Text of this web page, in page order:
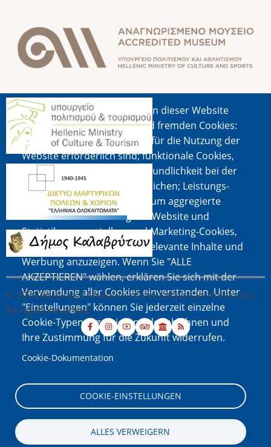
Wir verwenden auf den Seiten dieser Website
eine Auswahl an eigenen und fremden Cookies:
Unverzichtbare Cookies, die für die Nutzung der
Website erforderlich sind; funktionale Cookies,
die eine bessere Benutzerfreundlichkeit bei der
Nutzung der Website ermöglichen; Leistungs-
Cookies, die wir verwenden, um aggregierte
Daten über die Nutzung der Website und
Statistiken zu erstellen; und Marketing-Cookies,
die verwendet werden, um relevante Inhalte und
Werbung anzuzeigen. Wenn Sie "ALLE
AKZEPTIEREN" wählen, erklären Sie sich mit der
Verwendung aller Cookies einverstanden. Unter
"Einstellungen" können Sie jederzeit einzelne
Cookie-Typen akzeptieren oder ablehnen und
Ihre Zustimmung für die Zukunft widerrufen.
Cookie-Dokumentation
COOKIE-EINSTELLUNGEN
ALLES VERWEIGERN
Bild
Bild
© 2026 Municipal Museum of the Kalavritan Holocaust,
All rights reserved.